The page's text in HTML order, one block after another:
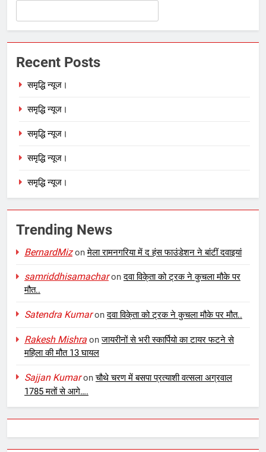
Recent Posts
समृद्धि न्यूज।
समृद्धि न्यूज।
समृद्धि न्यूज।
समृद्धि न्यूज।
समृद्धि न्यूज।
Trending News
BernardMizonमेला रामनगरिया में द हंस फाउंडेशन ने बांटीं दवाइयां
samriddhisamacharonदवा विके्ता को ट्रक ने कुचला मौके पर
मौत..
Satendra Kumaronदवा विके्ता को ट्रक ने कुचला मौके पर मौत..
Rakesh Mishra onजायरीनों से भरी स्कार्पियो का टायर फटने से
महिला की मौत 13 घायल
Sajjan Kumaronचौथे चरण में बसपा प्रत्याशी वत्सला अग्रवाल
1785 मतों से आगे….